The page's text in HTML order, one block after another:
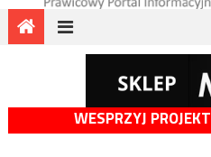
WESPRZYJ